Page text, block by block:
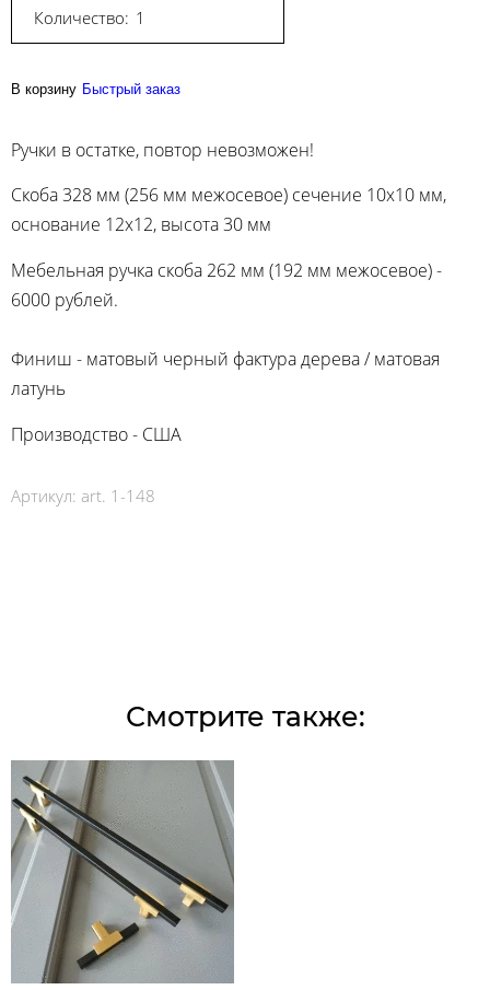
Количество:
В корзину Быстрый заказ
Ручки в остатке, повтор невозможен!
Скоба 328 мм (256 мм межосевое) сечение 10х10 мм,
основание 12х12, высота 30 мм
Мебельная ручка скоба 262 мм (192 мм межосевое) -
6000 рублей.
Финиш - матовый черный фактура дерева / матовая
латунь
Производство - США
Артикул: art. 1-148
Смотрите также: